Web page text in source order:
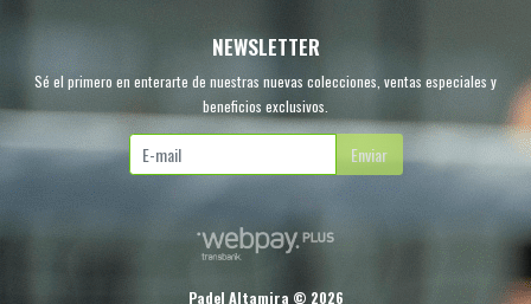
NEWSLETTER
Sé el primero en enterarte de nuestras nuevas colecciones, ventas especiales y
beneficios exclusivos.
Enviar
Padel Altamira © 2026